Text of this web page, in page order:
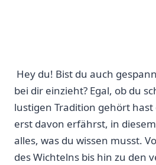
Hey du! Bist du auch
bei dir einzieht? Egal,⁤ ob du
lustigen Tradition gehört
erst davon erfährst, in
alles, was du wissen musst.
des Wichtelns bis hin zu den